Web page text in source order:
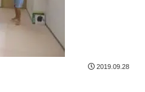
2019.09.28